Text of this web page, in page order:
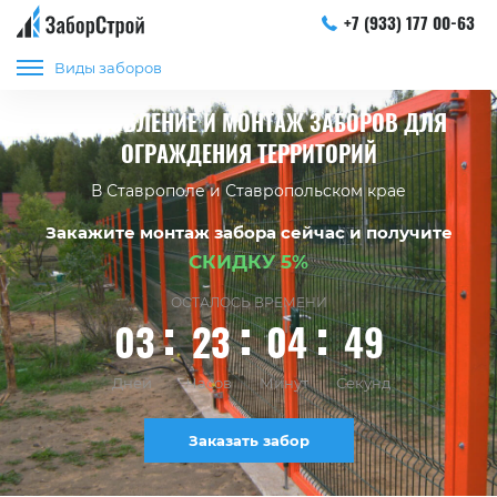
+7 (933) 177 00-63
Виды заборов
ИЗГОТОВЛЕНИЕ И МОНТАЖ ЗАБОРОВ ДЛЯ
ОГРАЖДЕНИЯ ТЕРРИТОРИЙ
В Ставрополе и Ставропольском крае
Закажите монтаж забора сейчас и получите
СКИДКУ 5%
ОСТАЛОСЬ ВРЕМЕНИ
03 23 04 48
Дней Часов Минут Секунд
Заказать забор